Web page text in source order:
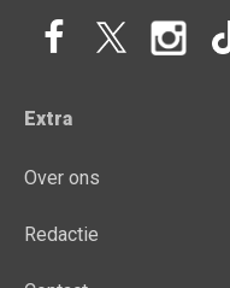
Extra
Over ons
Redactie